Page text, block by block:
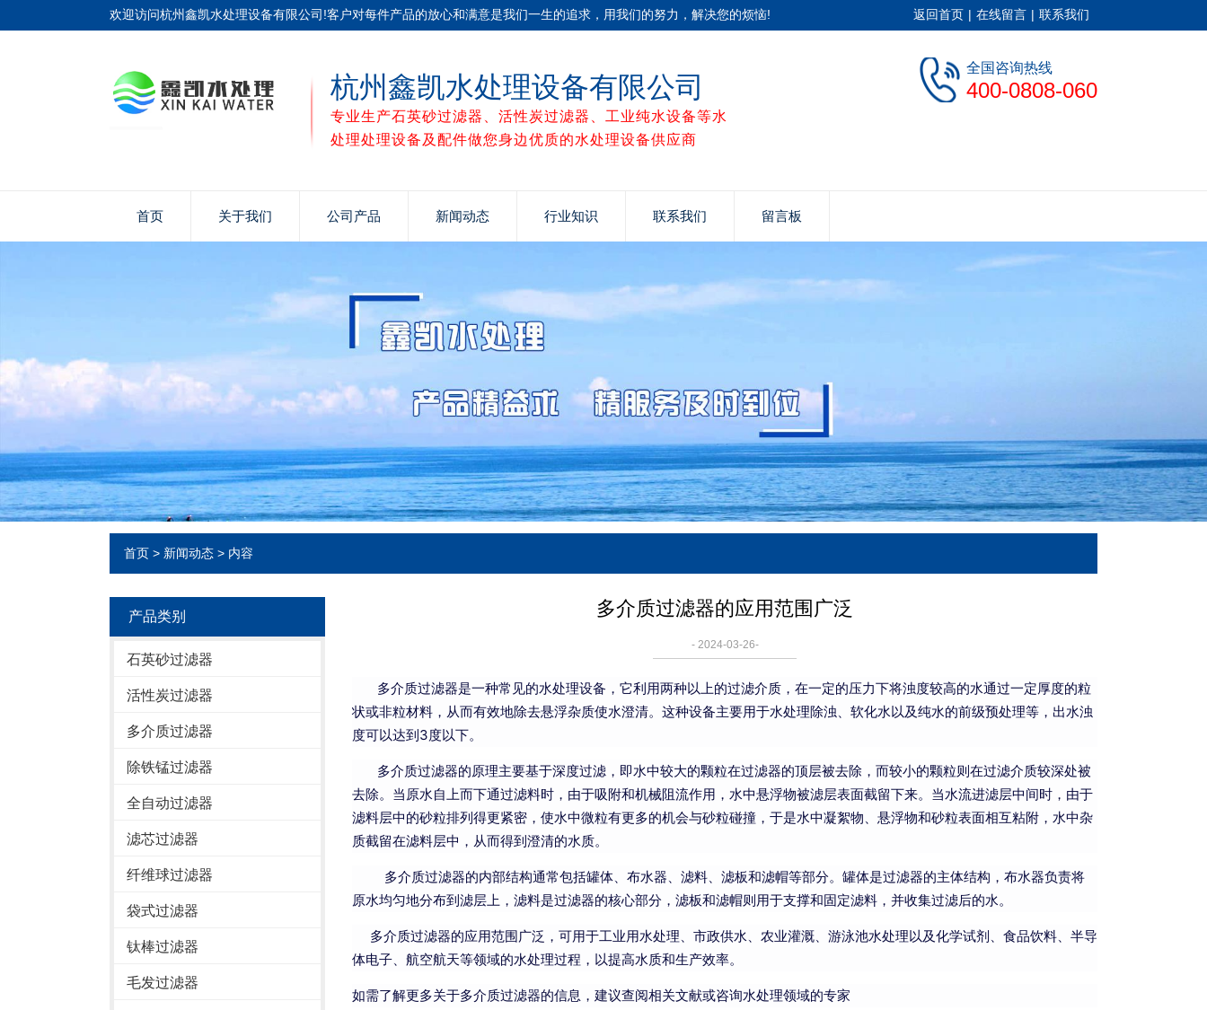
欢迎访问杭州鑫凯水处理设备有限公司!客户对每件产品的放心和满意是我们一生的追求，用我们的努力，解决您的烦恼! 返回首页 | 在线留言 | 联系我们
杭州鑫凯水处理设备有限公司
专业生产石英砂过滤器、活性炭过滤器、工业纯水设备等水
处理处理设备及配件做您身边优质的水处理设备供应商
全国咨询热线
400-0808-060
首页 关于我们 公司产品 新闻动态 行业知识 联系我们 留言板
首页 > 新闻动态 > 内容
产品类别
石英砂过滤器
活性炭过滤器
多介质过滤器
除铁锰过滤器
全自动过滤器
滤芯过滤器
纤维球过滤器
袋式过滤器
钛棒过滤器
毛发过滤器
多介质过滤器的应用范围广泛
- 2024-03-26-
多介质过滤器是一种常见的水处理设备，它利用两种以上的过滤介质，在一定的压力下将浊度较高的水通过一定厚度的粒
状或非粒材料，从而有效地除去悬浮杂质使水澄清。这种设备主要用于水处理除浊、软化水以及纯水的前级预处理等，出水浊
度可以达到3度以下。
多介质过滤器的原理主要基于深度过滤，即水中较大的颗粒在过滤器的顶层被去除，而较小的颗粒则在过滤介质较深处被
去除。当原水自上而下通过滤料时，由于吸附和机械阻流作用，水中悬浮物被滤层表面截留下来。当水流进滤层中间时，由于
滤料层中的砂粒排列得更紧密，使水中微粒有更多的机会与砂粒碰撞，于是水中凝絮物、悬浮物和砂粒表面相互粘附，水中杂
质截留在滤料层中，从而得到澄清的水质。
多介质过滤器的内部结构通常包括罐体、布水器、滤料、滤板和滤帽等部分。罐体是过滤器的主体结构，布水器负责将
原水均匀地分布到滤层上，滤料是过滤器的核心部分，滤板和滤帽则用于支撑和固定滤料，并收集过滤后的水。
多介质过滤器的应用范围广泛，可用于工业用水处理、市政供水、农业灌溉、游泳池水处理以及化学试剂、食品饮料、半导
体电子、航空航天等领域的水处理过程，以提高水质和生产效率。
如需了解更多关于多介质过滤器的信息，建议查阅相关文献或咨询水处理领域的专家